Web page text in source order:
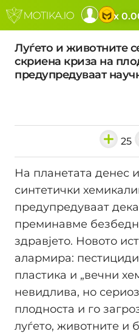
x
Луѓето и животните
скриена криза на
предупредуваат
25
На планетата денес
синтетички
предупредуваат
преминавме
здравјето. Новото
алармира:
пластика и „вечни
невидлива, но
плодноста и го
луѓето, животните и